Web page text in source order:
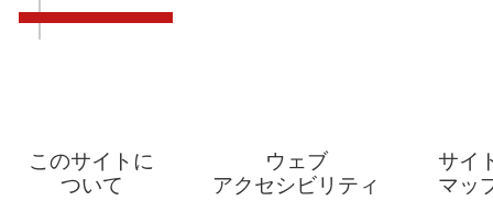
このサイトに
ついて
ウェブ
アクセシビリティ
サイ
マッ